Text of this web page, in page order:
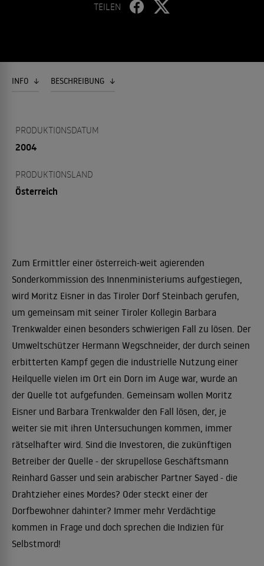
TEILEN
INFO BESCHREIBUNG
PRODUKTIONSDATUM
2004
PRODUKTIONSLAND
Österreich
Zum Ermittler einer österreich-weit agierenden
Sonderkommission des Innenministeriums aufgestiegen,
wird Moritz Eisner in das Tiroler Dorf Steinbach gerufen,
um gemeinsam mit seiner Tiroler Kollegin Barbara
Trenkwalder einen besonders schwierigen Fall zu lösen. Der
Umweltschützer Hermann Wegschneider, der durch seinen
erbitterten Kampf gegen die industrielle Nutzung einer
Heilquelle vielen im Ort ein Dorn im Auge war, wurde an
der Quelle tot aufgefunden. Gemeinsam wollen Moritz
Eisner und Barbara Trenkwalder den Fall lösen, der, je
weiter sie mit ihren Untersuchungen kommen, immer
rätselhafter wird. Sind die Investoren, die zukünftigen
Betreiber der Quelle - der skrupellose Geschäftsmann
Reinhard Gasser und sein arabischer Partner Sayed - die
Drahtzieher eines Mordes? Oder steckt einer der
Dorfbewohner dahinter? Immer mehr Verdächtige
kommen in Frage und doch sprechen die Indizien für
Selbstmord!